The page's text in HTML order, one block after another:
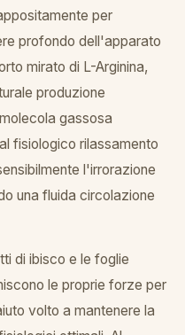
per
profondo dell'apparato
mirato di L-Arginina,
produzione
gassosa
fisiologico rilassamento
l'irrorazione
una fluida circolazione
di ibisco e le foglie
le proprie forze per
volto a mantenere la